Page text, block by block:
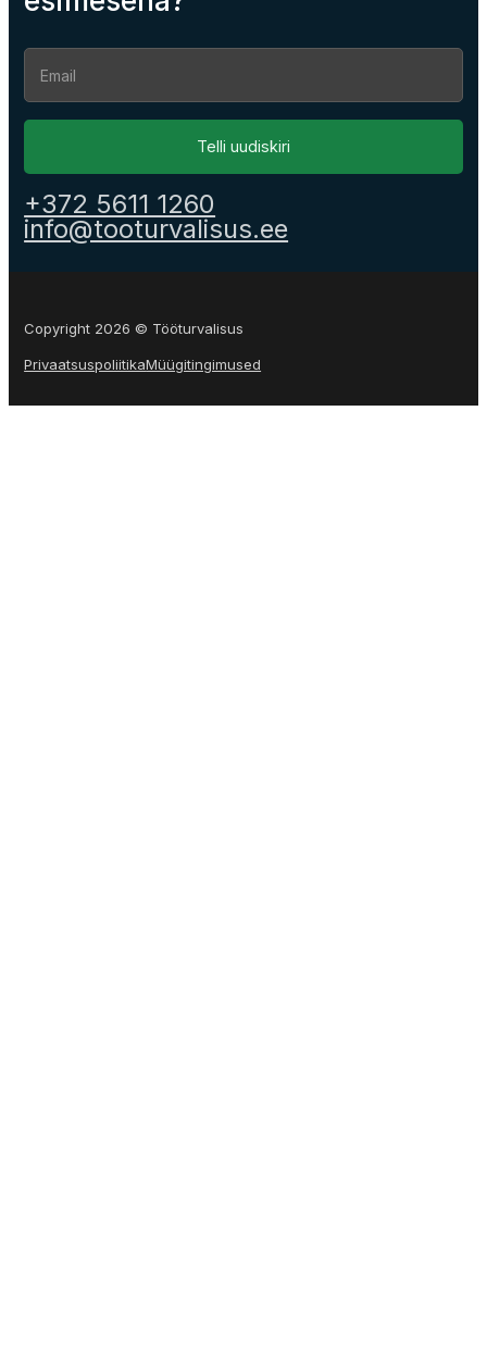
Section
Telli uudiskiri
+372 5611 1260
info@tooturvalisus.ee
Copyright 2026 © Tööturvalisus
PrivaatsuspoliitikaMüügitingimused